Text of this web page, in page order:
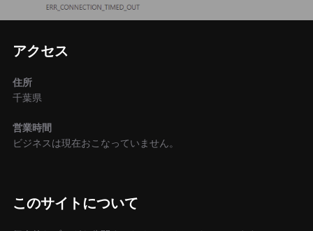
ー
ョ
ン
アクセス
住所
千葉県
営業時間
ビジネスは現在おこなっていません。
このサイトについて